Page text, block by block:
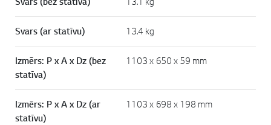
Svars (ar statīvu) 13.4 kg
Izmērs: P x A x Dz (bez
statīva)
1103 x 650 x 59 mm
Izmērs: P x A x Dz (ar
statīvu)
1103 x 698 x 198 mm